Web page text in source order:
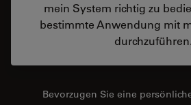
mein System richtig zu
bestimmte Anwendung mit
durchzuführen.
Bevorzugen Sie eine